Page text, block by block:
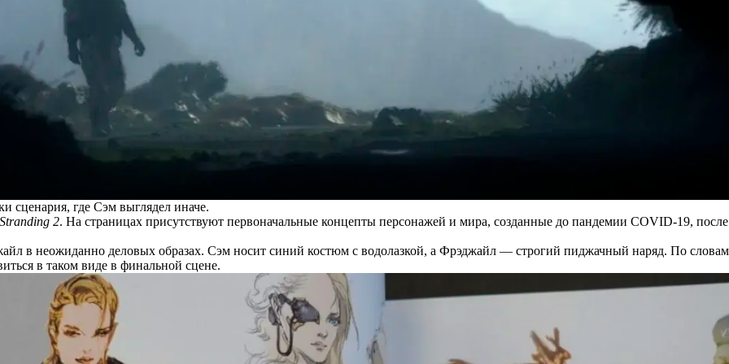
сценария, где Сэм выглядел иначе.
2. На страницах присутствуют первоначальные концепты персонажей и мира, созданные до пандемии COVID-19, после
в неожиданно деловых образах. Сэм носит синий костюм с водолазкой, а Фрэджайл — строгий пиджачный наряд. По словам
в таком виде в финальной сцене.